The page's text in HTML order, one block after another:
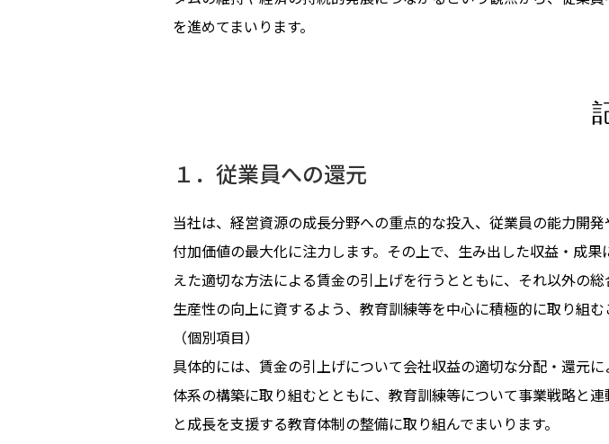
を進めてまいります。
１．従業員への還元
当社は、経営資源の成長分野への重点的な投入、従業員の能力開
付加価値の最大化に注力します。その上で、生み出した収益・成
えた適切な方法による賃金の引上げを行うとともに、それ以外の
生産性の向上に資するよう、教育訓練等を中心に積極的に取り組
（個別項目）
具体的には、賃金の引上げについて会社収益の適切な分配・還元
体系の構築に取り組むとともに、教育訓練等について事業戦略と
と成長を支援する教育体制の整備に取り組んでまいります。